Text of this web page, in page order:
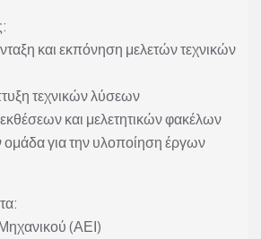
και εκπόνηση μελετών τεχνικών
τεχνικών λύσεων
και μελετητικών φακέλων
ομάδα για την υλοποίηση έργων
(ΑΕΙ)